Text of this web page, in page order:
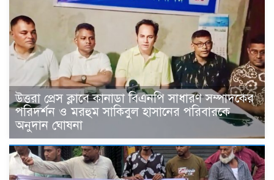
উত্তরা প্রেস ক্লাবে কানাডা বিএনপি সাধারণ সম্পাদকের
পরিদর্শন ও মরহুম সাকিবুল হাসানের পরিবারকে
অনুদান ঘোষনা